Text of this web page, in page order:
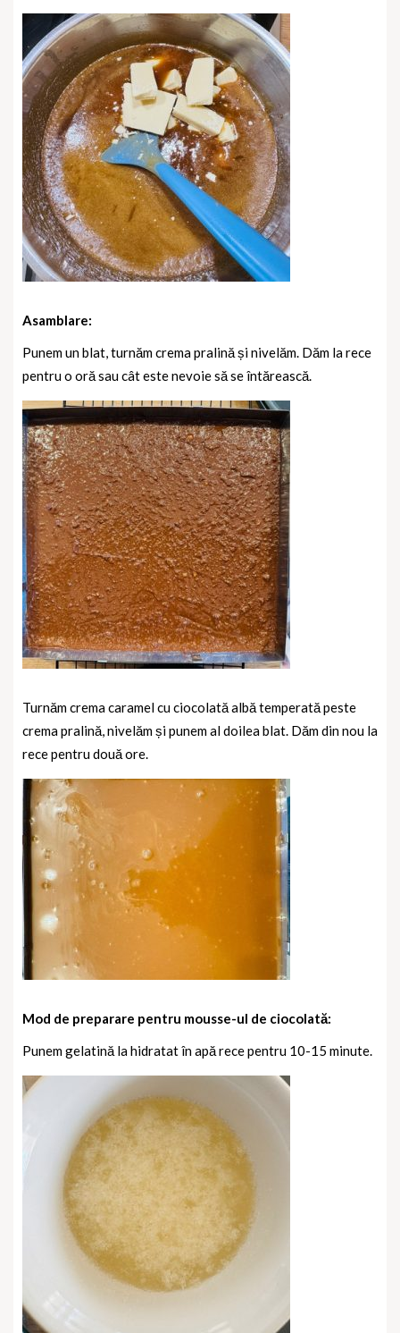
Asamblare:
Punem un blat, turnăm crema pralină și nivelăm. Dăm la rece
pentru o oră sau cât este nevoie să se întărească.
Turnăm crema caramel cu ciocolată albă temperată peste
crema pralină, nivelăm și punem al doilea blat. Dăm din nou la
rece pentru două ore.
Mod de preparare pentru mousse-ul de ciocolată:
Punem gelatină la hidratat în apă rece pentru 10-15 minute.